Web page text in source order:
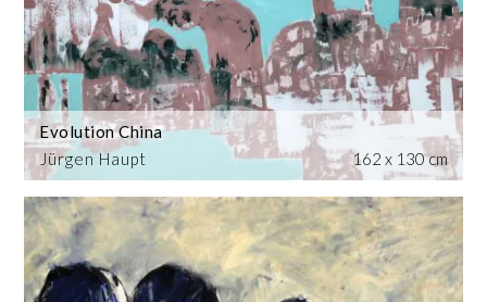
Jürgen Haupt
Evolution China
162 x 130 cm